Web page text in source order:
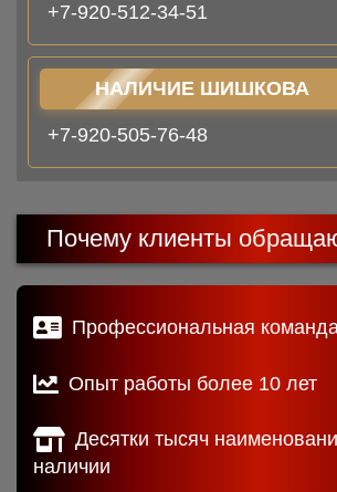
+7-920-512-34-51
НАЛИЧИЕ ШИШКОВА
+7-920-505-76-48
Почему клиенты
Профессиональная
Опыт работы более 10 лет
Десятки тысяч
наличии